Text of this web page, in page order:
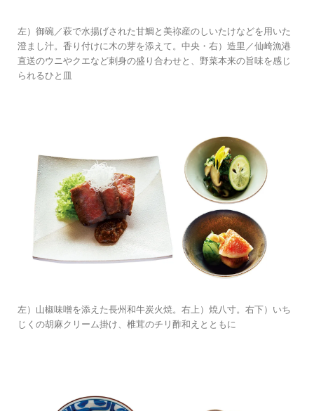
左）御碗／萩で水揚げされた甘鯛と美祢産のしいたけなどを用いた
澄まし汁。香り付けに木の芽を添えて。中央・右）造里／仙崎漁港
直送のウニやクエなど刺身の盛り合わせと、野菜本来の旨味を感じ
られるひと皿
左）山椒味噌を添えた長州和牛炭火焼。右上）焼八寸。右下）いち
じくの胡麻クリーム掛け、椎茸のチリ酢和えとともに